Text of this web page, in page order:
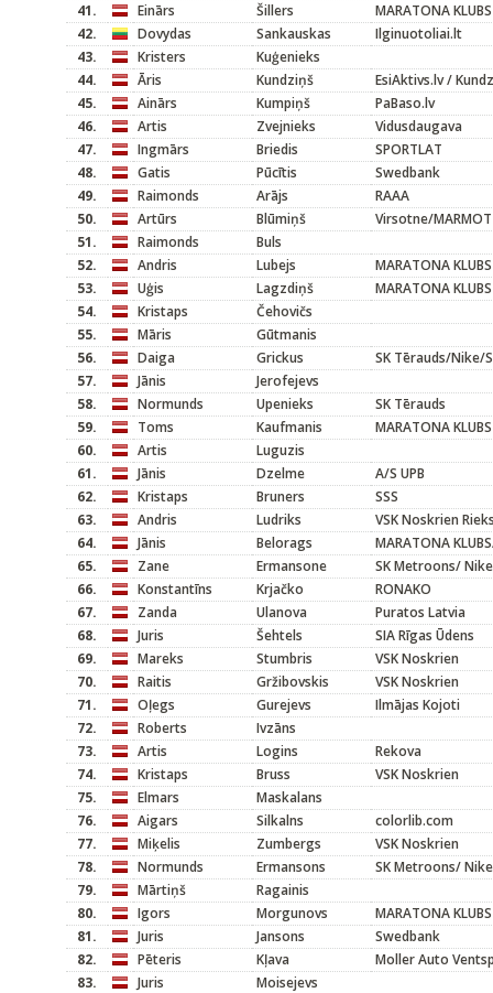
41.
Einārs Šillers
MARATONA KLUBS
42.
Dovydas Sankauskas
Ilginuotoliai.lt
43.
Kristers
Kuģenieks
44.
Āris Kundziņš
EsiAktivs.lv /
45.
Ainārs Kumpiņš
PaBaso.lv
46.
Artis Zvejnieks
Vidusdaugava
47.
Ingmārs Briedis
SPORTLAT
48.
Gatis Pūcītis
Swedbank
49.
Raimonds Arājs
RAAA
50.
Artūrs Blūmiņš
Virsotne/MARMOT
51.
Raimonds
Buls
52.
Andris Lubejs
MARATONA KLUBS
53.
Uģis Lagzdiņš
MARATONA KLUBS
54.
Kristaps
Čehovičs
55.
Māris
Gūtmanis
56.
Daiga Grickus
SK Tērauds/Nike/
57.
Jānis
Jerofejevs
58.
Normunds Upenieks
SK Tērauds
59.
Toms Kaufmanis
MARATONA KLUBS
60.
Artis
Luguzis
61.
Jānis Dzelme
A/S UPB
62.
Kristaps Bruners
SSS
63.
Andris Ludriks
VSK Noskrien
64.
Jānis Belorags
MARATONA
65.
Zane Ermansone
SK Metroons/ Nike
66.
Konstantīns Krjačko
RONAKO
67.
Zanda Ulanova
Puratos Latvia
68.
Juris Šehtels
SIA Rīgas Ūdens
69.
Mareks Stumbris
VSK Noskrien
70.
Raitis Gržibovskis
VSK Noskrien
71.
Oļegs Gurejevs
Ilmājas Kojoti
72.
Roberts
Ivzāns
73.
Artis Logins
Rekova
74.
Kristaps Bruss
VSK Noskrien
75.
Elmars
Maskalans
76.
Aigars Silkalns
colorlib.com
77.
Miķelis Zumbergs
VSK Noskrien
78.
Normunds Ermansons
SK Metroons/ Nike
79.
Mārtiņš
Ragainis
80.
Igors Morgunovs
MARATONA KLUBS
81.
Juris Jansons
Swedbank
82.
Pēteris Kļava
Moller Auto
83.
Juris
Moisejevs